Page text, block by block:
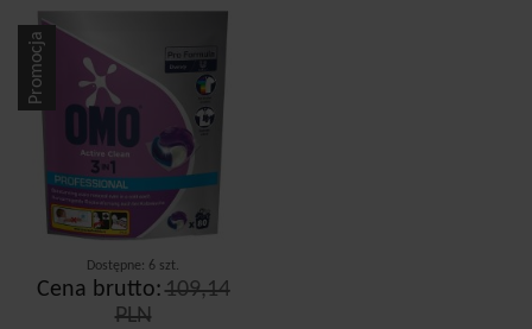
Dostępne: 6 szt.
Cena brutto: 109,14
PLN
Promocja